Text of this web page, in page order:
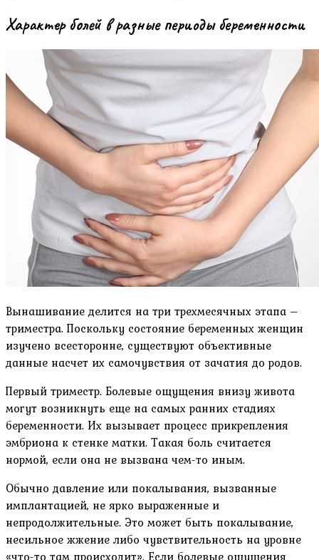
Характер болей в разные периоды беременности
Вынашивание делится на три трехмесячных этапа –
триместра. Поскольку состояние беременных женщин
изучено всесторонне, существуют объективные
данные насчет их самочувствия от зачатия до родов.
Первый триместр. Болевые ощущения внизу живота
могут возникнуть еще на самых ранних стадиях
беременности. Их вызывает процесс прикрепления
эмбриона к стенке матки. Такая боль считается
нормой, если она не вызвана чем-то иным.
Обычно давление или покалывания, вызванные
имплантацией, не ярко выраженные и
непродолжительные. Это может быть покалывание,
несильное жжение либо чувствительность на уровне
«что-то там происходит». Если болевые ощущения